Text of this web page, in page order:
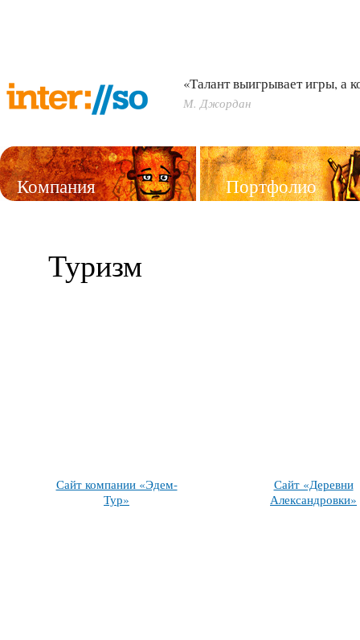
«Талант выигрывает игры, а
М. Джордан
Компания Портфолио
Туризм
Сайт компании «Эдем-
Тур»
Сайт «Деревни
Александровки»